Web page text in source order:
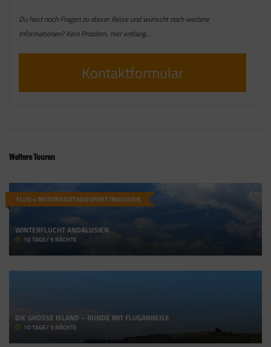
Du hast noch Fragen zu dieser Reise und wünscht noch weitere
Informationen? Kein Problem, hier entlang…
Kontaktformular
Weitere Touren
FLUG + MOTORRADTRANSPORT INKLUSIVE
WINTERFLUCHT ANDALUSIEN
10 TAGE/ 9 NÄCHTE
DIE GROSSE ISLAND – RUNDE MIT FLUGANREISE
10 TAGE/ 9 NÄCHTE